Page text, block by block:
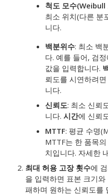
척도 모수(Weibull
최소 위치(다른 분
니다.
백분위수: 최소 백
다. 예를 들어, 검
값을 입력합니다.
뢰도를 시연하려
니다.
신뢰도: 최소 신뢰
니다. 시간에 신뢰
MTTF: 평균 수명
MTTF는 한 품목
치입니다. 자세한
최대 허용 고장 횟수에
을 입력하면 표본 크기
패하며 원하는 신뢰도를